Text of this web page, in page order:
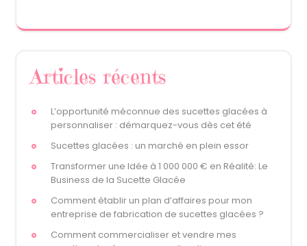
Articles récents
L’opportunité méconnue des sucettes glacées à
personnaliser : démarquez-vous dès cet été
Sucettes glacées : un marché en plein essor
Transformer une Idée à 1 000 000 € en Réalité: Le
Business de la Sucette Glacée
Comment établir un plan d’affaires pour mon
entreprise de fabrication de sucettes glacées ?
Comment commercialiser et vendre mes